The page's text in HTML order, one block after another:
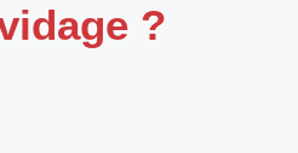
?